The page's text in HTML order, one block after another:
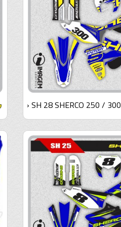
› SH 28 SHERCO 250 / 300